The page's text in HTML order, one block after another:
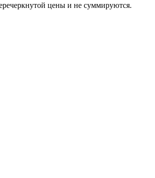
цены и не суммируются.